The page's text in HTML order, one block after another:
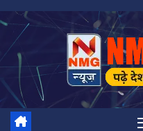
Skip
content